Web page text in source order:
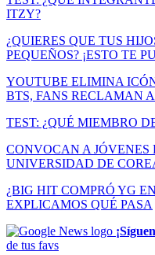
ITZY?
¿QUIERES QUE TUS
PEQUEÑOS? ¡ESTO TE
YOUTUBE ELIMINA
BTS, FANS RECLAMAN
TEST: ¿QUÉ MIEMBRO
CONVOCAN A
UNIVERSIDAD DE
¿BIG HIT COMPRÓ YG
EXPLICAMOS QUÉ PASA
de tus favs